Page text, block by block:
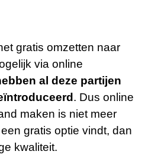
gratis omzetten naar
via online
al deze partijen
. Dus online
maken is niet meer
gratis optie vindt, dan
kwaliteit.